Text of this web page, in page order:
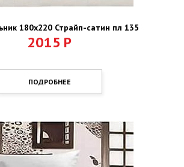
180х220 Страйп-сатин пл 135
2015 Р
ПОДРОБНЕЕ